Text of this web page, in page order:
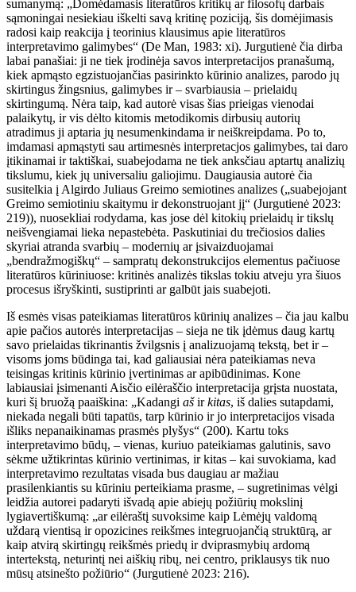
sumanymą: „Domėdamasis literatūros kritikų ar filosofų darbais
sąmoningai nesiekiau iškelti savą kritinę poziciją, šis domėjimasis
radosi kaip reakcija į teorinius klausimus apie literatūros
interpretavimo galimybes“ (De Man, 1983: xi). Jurgutienė čia dirba
labai panašiai: ji ne tiek įrodinėja savos interpretacijos pranašumą,
kiek apmąsto egzistuojančias pasirinkto kūrinio analizes, parodo jų
skirtingus žingsnius, galimybes ir – svarbiausia – prielaidų
skirtingumą. Nėra taip, kad autorė visas šias prieigas vienodai
palaikytų, ir vis dėlto kitomis metodikomis dirbusių autorių
atradimus ji aptaria jų nesumenkindama ir neiškreipdama. Po to,
imdamasi apmąstyti sau artimesnės interpretacjos galimybes, tai daro
įtikinamai ir taktiškai, suabejodama ne tiek anksčiau aptartų analizių
tikslumu, kiek jų universaliu galiojimu. Daugiausia autorė čia
susitelkia į Algirdo Juliaus Greimo semiotines analizes („suabejojant
Greimo semiotiniu skaitymu ir dekonstruojant jį“ (Jurgutienė 2023:
219)), nuosekliai rodydama, kas jose dėl kitokių prielaidų ir tikslų
neišvengiamai lieka nepastebėta. Paskutiniai du trečiosios dalies
skyriai atranda svarbių – modernių ar įsivaizduojamai
„bendražmogiškų“ – sampratų dekonstrukcijos elementus pačiuose
literatūros kūriniuose: kritinės analizės tikslas tokiu atveju yra šiuos
procesus išryškinti, sustiprinti ar galbūt jais suabejoti.
Iš esmės visas pateikiamas literatūros kūrinių analizes – čia jau kalbu
apie pačios autorės interpretacijas – sieja ne tik įdėmus daug kartų
savo prielaidas tikrinantis žvilgsnis į analizuojamą tekstą, bet ir –
visoms joms būdinga tai, kad galiausiai nėra pateikiamas neva
teisingas kritinis kūrinio įvertinimas ar apibūdinimas. Kone
labiausiai įsimenanti Aisčio eilėraščio interpretacija grįsta nuostata,
kuri šį bruožą paaiškina: „Kadangi aširkitas, iš dalies sutapdami,
niekada negali būti tapatūs, tarp kūrinio ir jo interpretacijos visada
išliks nepanaikinamas prasmės plyšys“ (200). Kartu toks
interpretavimo būdų, – vienas, kuriuo pateikiamas galutinis, savo
sėkme užtikrintas kūrinio vertinimas, ir kitas – kai suvokiama, kad
interpretavimo rezultatas visada bus daugiau ar mažiau
prasilenkiantis su kūriniu perteikiama prasme, – sugretinimas vėlgi
leidžia autorei padaryti išvadą apie abiejų požiūrių mokslinį
lygiavertiškumą: „ar eilėraštį suvoksime kaip Lėmėjų valdomą
uždarą vientisą ir opozicines reikšmes integruojančią struktūrą, ar
kaip atvirą skirtingų reikšmės priedų ir dviprasmybių ardomą
intertekstą, neturintį nei aiškių ribų, nei centro, priklausys tik nuo
mūsų atsinešto požiūrio“ (Jurgutienė 2023: 216).